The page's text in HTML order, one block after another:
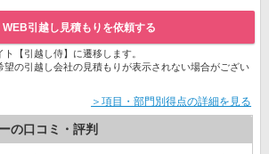
WEB引越し見積もりを依頼する
【引越し侍】に遷移します。
の引越し会社の見積もりが表示されない場合がござい
＞項目・部門別得点の詳細を見る
の口コミ・評判